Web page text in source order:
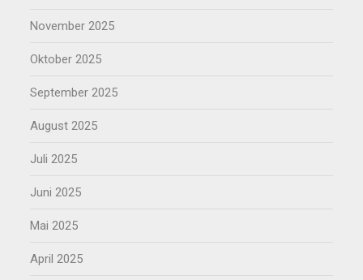
November 2025
Oktober 2025
September 2025
August 2025
Juli 2025
Juni 2025
Mai 2025
April 2025